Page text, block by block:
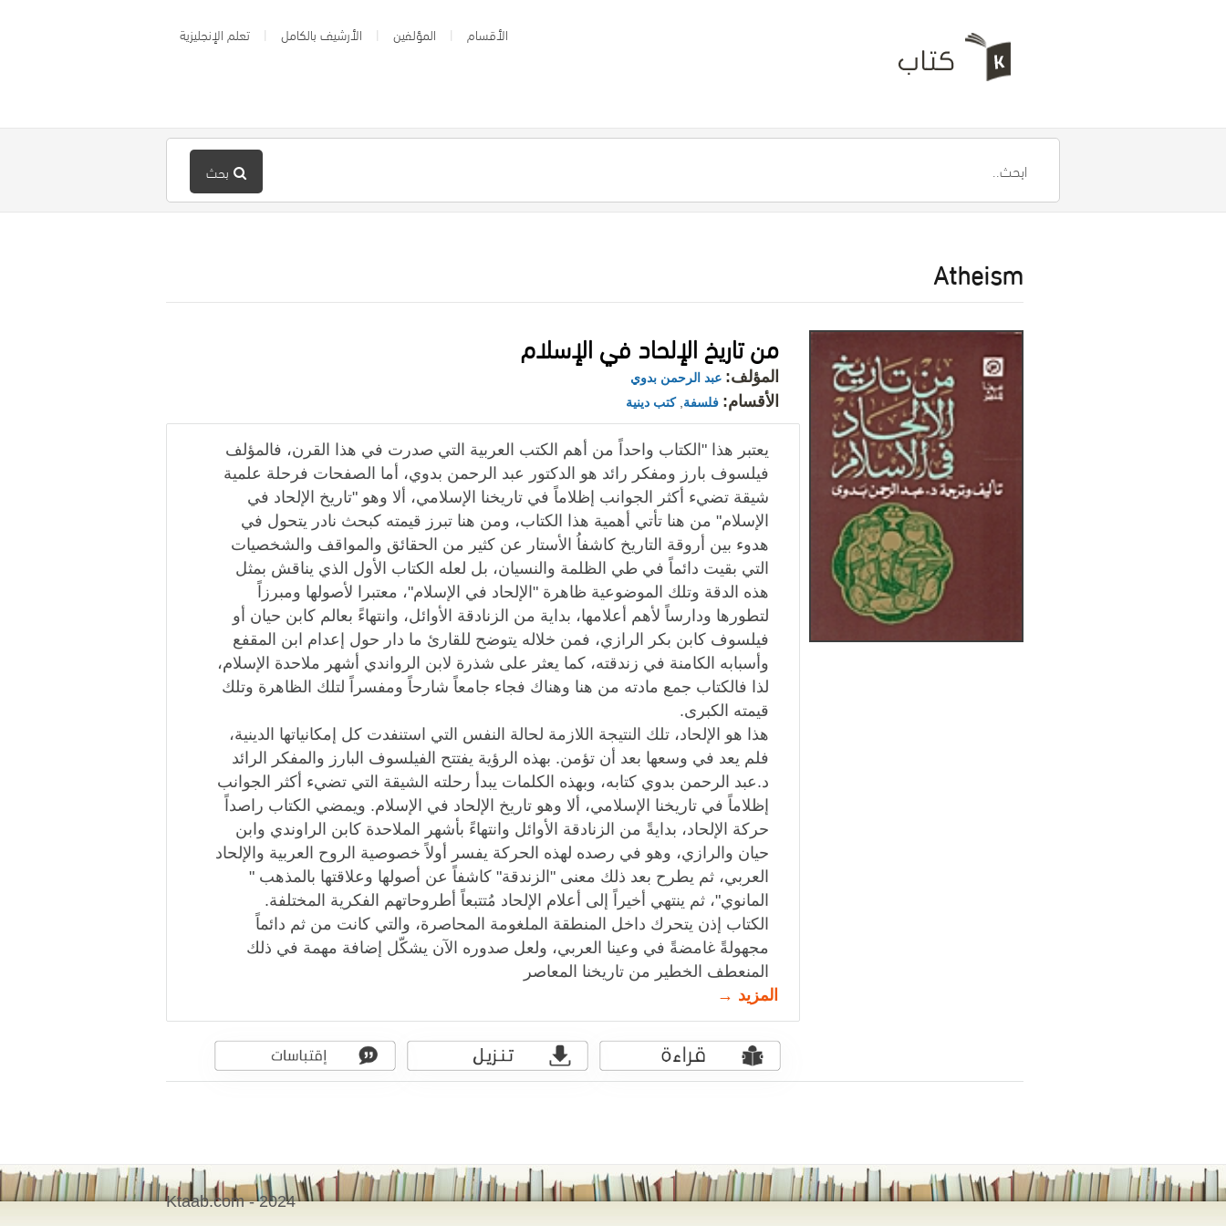
الأقسام المؤلفين الأرشيف بالكامل تعلم الإنجليزية
بحث
Atheism
من تاريخ الإلحاد في الإسلام
المؤلف: عبد الرحمن بدوي
الأقسام: فلسفة ,كتب دينية
يعتبر هذا "الكتاب واحداً من أهم الكتب العربية التي صدرت في هذا القرن، فالمؤلف
فيلسوف بارز ومفكر رائد هو الدكتور عبد الرحمن بدوي، أما الصفحات فرحلة علمية
شيقة تضيء أكثر الجوانب إظلاماً في تاريخنا الإسلامي، ألا وهو "تاريخ الإلحاد في
الإسلام" من هنا تأتي أهمية هذا الكتاب، ومن هنا تبرز قيمته كبحث نادر يتحول في
هدوء بين أروقة التاريخ كاشفاُ الأستار عن كثير من الحقائق والمواقف والشخصيات
التي بقيت دائماً في طي الظلمة والنسيان، بل لعله الكتاب الأول الذي يناقش بمثل
هذه الدقة وتلك الموضوعية ظاهرة "الإلحاد في الإسلام"، معتبرا لأصولها ومبرزاً
لتطورها ودارساً لأهم أعلامها، بداية من الزنادقة الأوائل، وانتهاءً بعالم كابن حيان أو
فيلسوف كابن بكر الرازي، فمن خلاله يتوضح للقارئ ما دار حول إعدام ابن المقفع
وأسبابه الكامنة في زندقته، كما يعثر على شذرة لابن الرواندي أشهر ملاحدة الإسلام،
لذا فالكتاب جمع مادته من هنا وهناك فجاء جامعاً شارحاً ومفسراً لتلك الظاهرة وتلك
قيمته الكبرى.
هذا هو الإلحاد، تلك النتيجة اللازمة لحالة النفس التي استنفدت كل إمكانياتها الدينية،
فلم يعد في وسعها بعد أن تؤمن. بهذه الرؤية يفتتح الفيلسوف البارز والمفكر الرائد
د.عبد الرحمن بدوي كتابه، وبهذه الكلمات يبدأ رحلته الشيقة التي تضيء أكثر الجوانب
إظلاماً في تاريخنا الإسلامي، ألا وهو تاريخ الإلحاد في الإسلام. ويمضي الكتاب راصداً
حركة الإلحاد، بدايةً من الزنادقة الأوائل وانتهاءً بأشهر الملاحدة كابن الراوندي وابن
حيان والرازي، وهو في رصده لهذه الحركة يفسر أولاً خصوصية الروح العربية والإلحاد
العربي، ثم يطرح بعد ذلك معنى "الزندقة" كاشفاً عن أصولها وعلاقتها بالمذهب "
المانوي"، ثم ينتهي أخيراً إلى أعلام الإلحاد مُتتبعاً أطروحاتهم الفكرية المختلفة.
الكتاب إذن يتحرك داخل المنطقة الملغومة المحاصرة، والتي كانت من ثم دائماً
مجهولةً غامضةً في وعينا العربي، ولعل صدوره الآن يشكّل إضافة مهمة في ذلك
المنعطف الخطير من تاريخنا المعاصر
المزيد →
Ktaab.com - 2024